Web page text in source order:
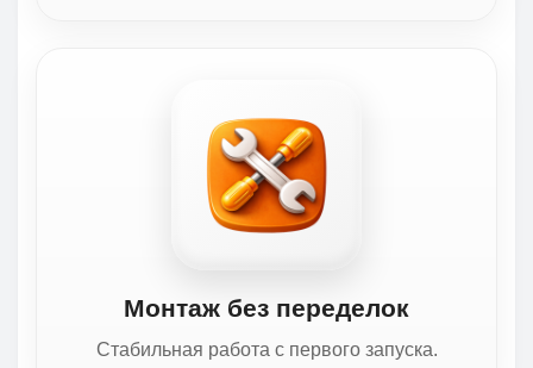
Монтаж без переделок
Стабильная работа с первого запуска.